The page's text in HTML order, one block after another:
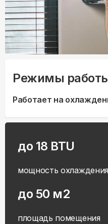
Режимы
Работает на
до 18 BTU
мощность охлаждения
до 50 м2
площадь помещения